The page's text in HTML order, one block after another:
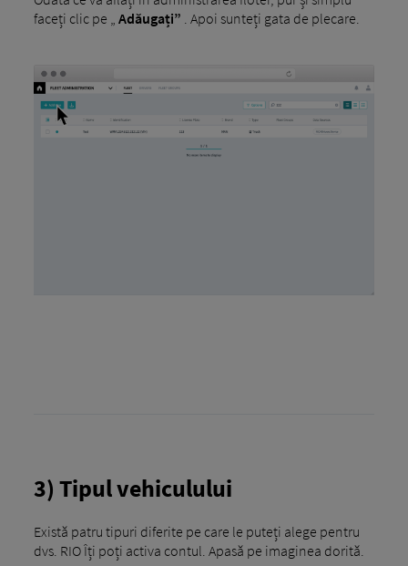
faceți clic pe „ Adăugați” . Apoi sunteți gata de plecare.
3) Tipul vehiculului
Există patru tipuri diferite pe care le puteți alege pentru
dvs. RIO Îți poți activa contul. Apasă pe imaginea dorită.